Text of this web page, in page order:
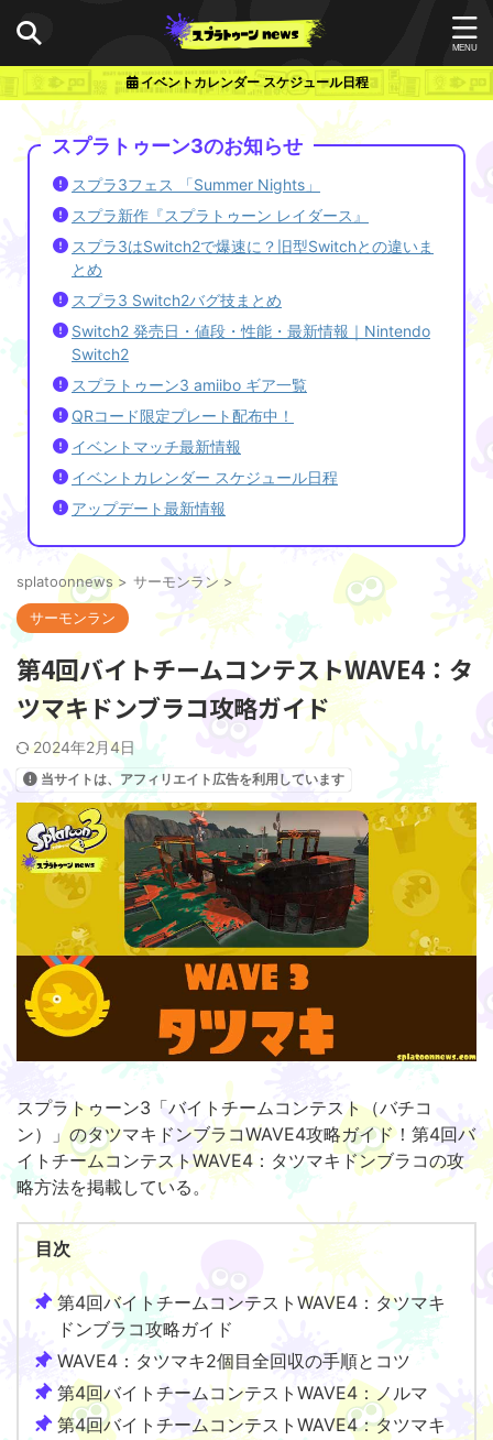
イベントカレンダー スケジュール日程
スプラトゥーン3のお知らせ
スプラ3フェス 「Summer Nights」
スプラ新作『スプラトゥーン レイダース』
スプラ3はSwitch2で爆速に？旧型Switchとの違いま
とめ
スプラ3 Switch2バグ技まとめ
Switch2 発売日・値段・性能・最新情報｜Nintendo
Switch2
スプラトゥーン3 amiibo ギア一覧
QRコード限定プレート配布中！
イベントマッチ最新情報
イベントカレンダー スケジュール日程
アップデート最新情報
splatoonnews > サーモンラン >
サーモンラン
第4回バイトチームコンテストWAVE4：タ
ツマキドンブラコ攻略ガイド
2024年2月4日
当サイトは、アフィリエイト広告を利用しています
スプラトゥーン3「バイトチームコンテスト（バチコ
ン）」のタツマキドンブラコWAVE4攻略ガイド！第4回バ
イトチームコンテストWAVE4：タツマキドンブラコの攻
略方法を掲載している。
目次
第4回バイトチームコンテストWAVE4：タツマキ
ドンブラコ攻略ガイド
WAVE4：タツマキ2個目全回収の手順とコツ
第4回バイトチームコンテストWAVE4：ノルマ
第4回バイトチームコンテストWAVE4：タツマキ